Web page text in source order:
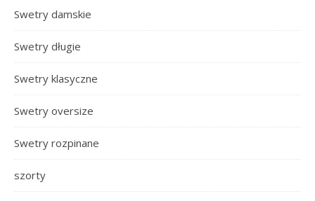
Swetry damskie
Swetry długie
Swetry klasyczne
Swetry oversize
Swetry rozpinane
szorty